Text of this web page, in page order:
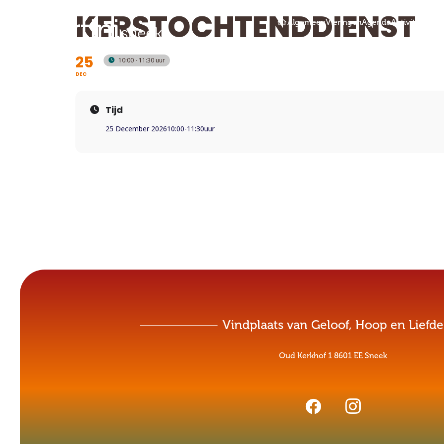
AlgemeenVieringenAgendaActiviteiten
KERSTOCHTENDDIENST
25
DEC
10:00 - 11:30
Tijd
25 December 202610:00-11:30
Vindplaats van Geloof, Hoop en Liefde
Oud Kerkhof 1 8601 EE Sneek